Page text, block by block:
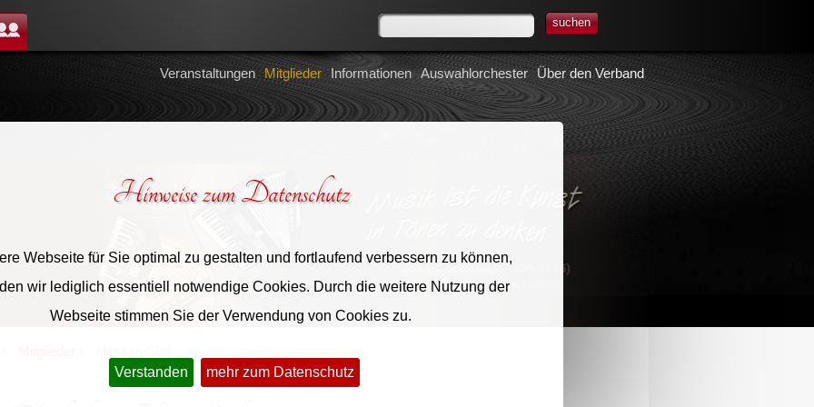
Hinweise zum Datenschutz
Webseite für Sie optimal zu gestalten und fortlaufend verbessern zu können,
wir lediglich essentiell notwendige Cookies. Durch die weitere Nutzung der
Webseite stimmen Sie der Verwendung von Cookies zu.
Verstanden mehr zum Datenschutz
suchen
Veranstaltungen Mitglieder Informationen Auswahlorchester Über den Verband